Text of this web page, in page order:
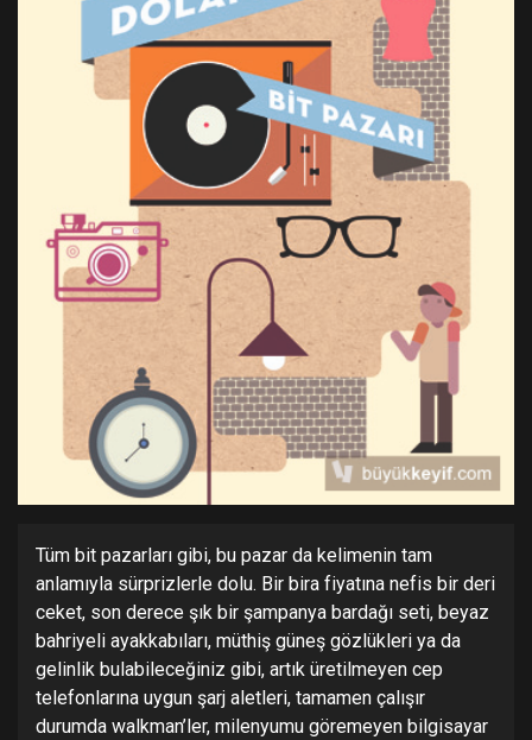
Tüm bit pazarları gibi, bu pazar da kelimenin tam
anlamıyla sürprizlerle dolu. Bir bira fiyatına nefis bir deri
ceket, son derece şık bir şampanya bardağı seti, beyaz
bahriyeli ayakkabıları, müthiş güneş gözlükleri ya da
gelinlik bulabileceğiniz gibi, artık üretilmeyen cep
telefonlarına uygun şarj aletleri, tamamen çalışır
durumda walkman’ler, milenyumu göremeyen bilgisayar